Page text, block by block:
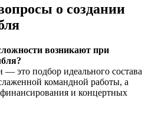
о создании
возникают при
это подбор идеального состава
командной работы, а
и концертных